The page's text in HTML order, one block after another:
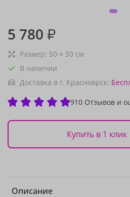
5 780 ₽
Размер: 50 × 50 см
В наличии
Доставка в г. Красноярск:
910 Отзывов и
Купить в 1 клик
Описание